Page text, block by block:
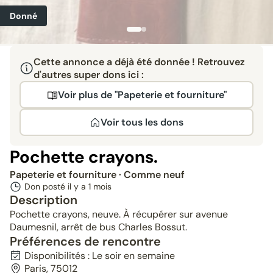
Donné
Cette annonce a déjà été donnée ! Retrouvez
d'autres super dons ici :
Voir plus de "Papeterie et fourniture"
Voir tous les dons
Pochette crayons.
Papeterie et fourniture· Comme neuf
Don posté il y a 1 mois
Description
Pochette crayons, neuve. À récupérer sur avenue
Daumesnil, arrêt de bus Charles Bossut.
Préférences de rencontre
Disponibilités : Le soir en semaine
Paris, 75012